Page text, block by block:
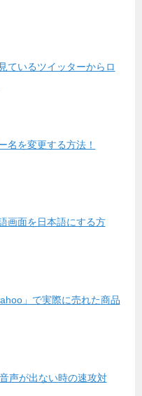
ているツイッターからロ
名を変更する方法！
画面を日本語にする方
」で実際に売れた商品
声が出ない時の速攻対